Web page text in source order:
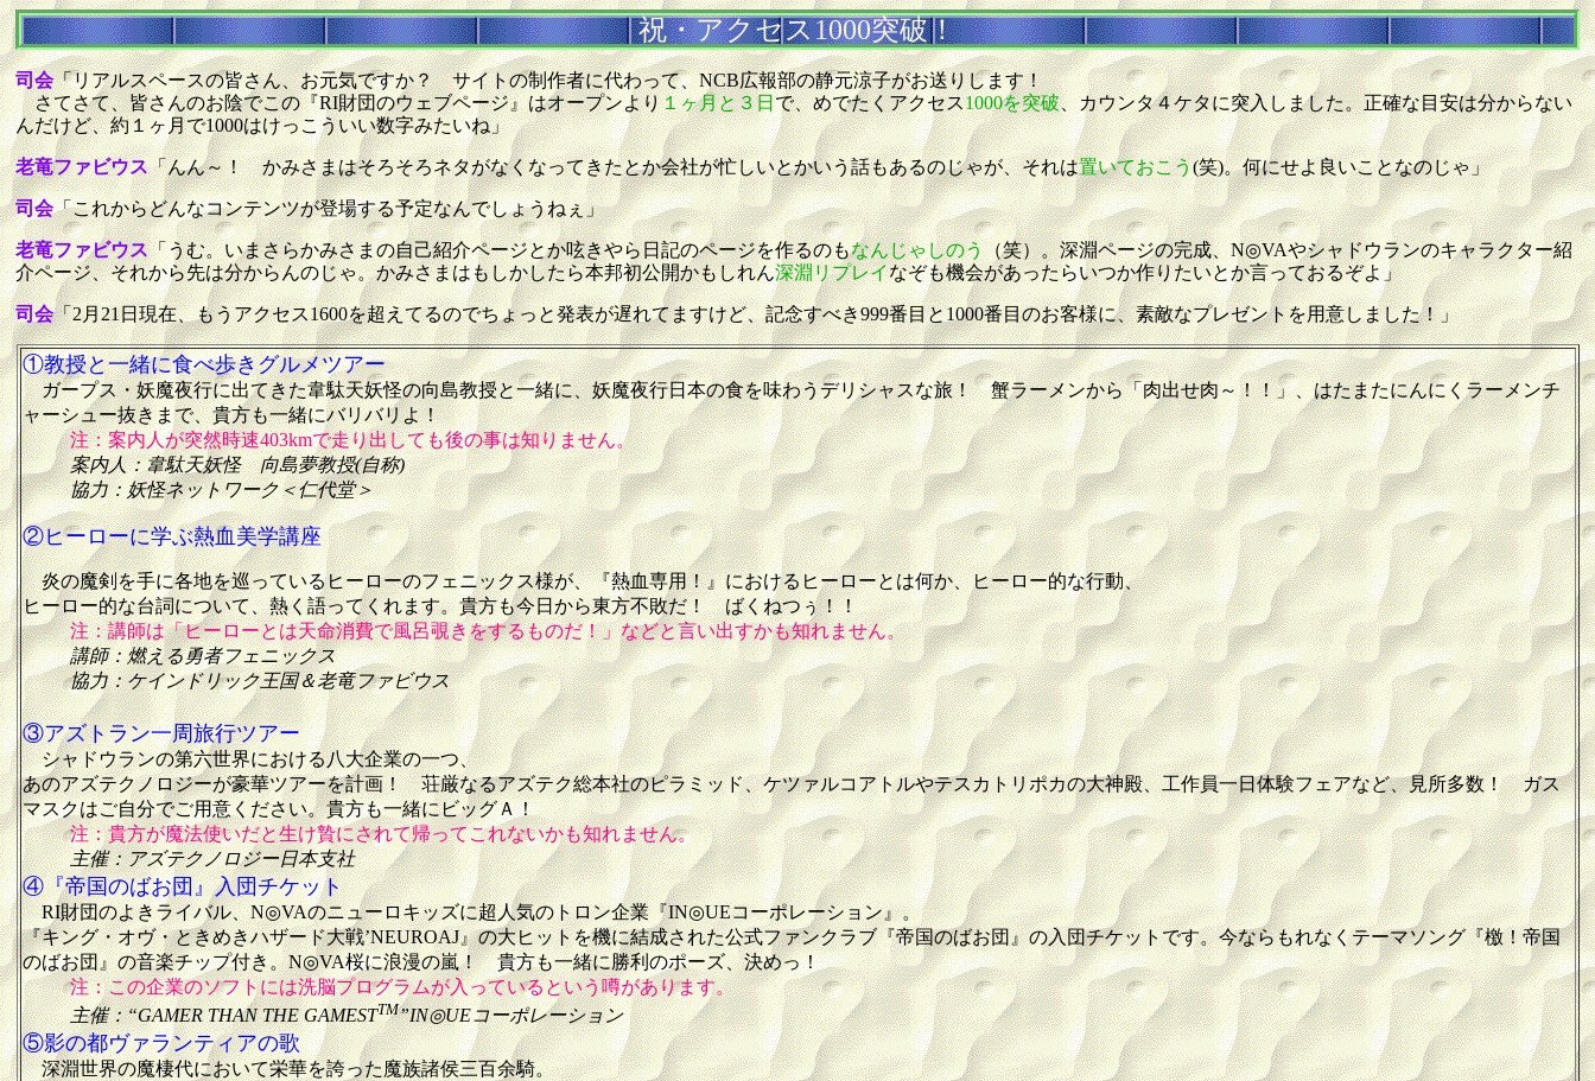
祝・アクセス1000突破！
司会「リアルスペースの皆さん、お元気ですか？ サイトの制作者に代わって、NCB広報部の静元涼子がお送りします！
さてさて、皆さんのお陰でこの『RI財団のウェブページ』はオープンより１ヶ月と３日で、めでたくアクセス1000を突破、カウンタ４ケタに突入しました。正確な目安は分からない
んだけど、約１ヶ月で1000はけっこういい数字みたいね」
老竜ファビウス「んん～！ かみさまはそろそろネタがなくなってきたとか会社が忙しいとかいう話もあるのじゃが、それは置いておこう(笑)。何にせよ良いことなのじゃ」
司会「これからどんなコンテンツが登場する予定なんでしょうねぇ」
老竜ファビウス「うむ。いまさらかみさまの自己紹介ページとか呟きやら日記のページを作るのもなんじゃしのう（笑）。深淵ページの完成、N◎VAやシャドウランのキャラクター紹
介ページ、それから先は分からんのじゃ。かみさまはもしかしたら本邦初公開かもしれん深淵リプレイなぞも機会があったらいつか作りたいとか言っておるぞよ」
司会「2月21日現在、もうアクセス1600を超えてるのでちょっと発表が遅れてますけど、記念すべき999番目と1000番目のお客様に、素敵なプレゼントを用意しました！」
①教授と一緒に食べ歩きグルメツアー
ガープス・妖魔夜行に出てきた韋駄天妖怪の向島教授と一緒に、妖魔夜行日本の食を味わうデリシャスな旅！ 蟹ラーメンから「肉出せ肉～！！」、はたまたにんにくラーメンチ
ャーシュー抜きまで、貴方も一緒にバリバリよ！
注：案内人が突然時速403kmで走り出しても後の事は知りません。
案内人：韋駄天妖怪 向島夢教授(自称)
協力：妖怪ネットワーク＜仁代堂＞
②ヒーローに学ぶ熱血美学講座
炎の魔剣を手に各地を巡っているヒーローのフェニックス様が、『熱血専用！』におけるヒーローとは何か、ヒーロー的な行動、
ヒーロー的な台詞について、熱く語ってくれます。貴方も今日から東方不敗だ！ ばくねつぅ！！
注：講師は「ヒーローとは天命消費で風呂覗きをするものだ！」などと言い出すかも知れません。
講師：燃える勇者フェニックス
協力：ケインドリック王国＆老竜ファビウス
③アズトラン一周旅行ツアー
シャドウランの第六世界における八大企業の一つ、
あのアズテクノロジーが豪華ツアーを計画！ 荘厳なるアズテク総本社のピラミッド、ケツァルコアトルやテスカトリポカの大神殿、工作員一日体験フェアなど、見所多数！ ガス
マスクはご自分でご用意ください。貴方も一緒にビッグＡ！
注：貴方が魔法使いだと生け贄にされて帰ってこれないかも知れません。
主催：アズテクノロジー日本支社
④『帝国のばお団』入団チケット
RI財団のよきライバル、N◎VAのニューロキッズに超人気のトロン企業『IN◎UEコーポレーション』。
『キング・オヴ・ときめきハザード大戦’NEUROAJ』の大ヒットを機に結成された公式ファンクラブ『帝国のばお団』の入団チケットです。今ならもれなくテーマソング『檄！帝国
のばお団』の音楽チップ付き。N◎VA桜に浪漫の嵐！ 貴方も一緒に勝利のポーズ、決めっ！
注：この企業のソフトには洗脳プログラムが入っているという噂があります。
主催：“GAMER THAN THE GAMESTTM”IN◎UEコーポレーション
⑤影の都ヴァランティアの歌
深淵世界の魔棲代において栄華を誇った魔族諸侯三百余騎。